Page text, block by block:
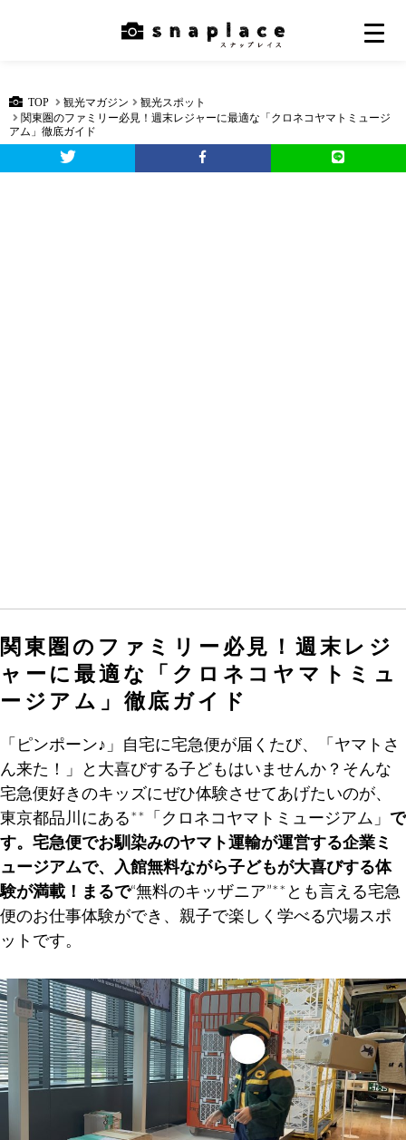
TOP 観光マガジン
観光スポット
関東圏のファミリー必見！週末レジャーに最適な「クロネコヤマトミュージ
アム」徹底ガイド
関東圏のファミリー必見！週末レジ
ャーに最適な「クロネコヤマトミュ
ージアム」徹底ガイド
「ピンポーン♪」自宅に宅急便が届くたび、「ヤマトさ
ん来た！」と大喜びする子どもはいませんか？そんな
宅急便好きのキッズにぜひ体験させてあげたいのが、
東京都品川にある**「クロネコヤマトミュージアム」 で
す。宅急便でお馴染みのヤマト運輸が運営する企業ミ
ュージアムで、入館無料ながら子どもが大喜びする体
験が満載！まるで“無料のキッザニア”**とも言える宅急
便のお仕事体験ができ、親子で楽しく学べる穴場スポ
ットです。